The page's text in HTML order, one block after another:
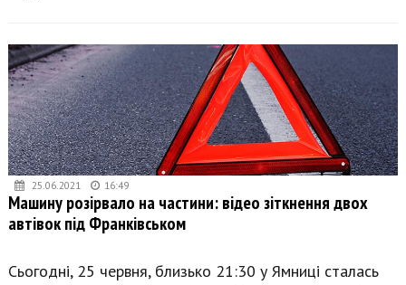
25.06.2021 16:49
Машину розірвало на частини: відео зіткнення двох
автівок під Франківськом
Сьогодні, 25 червня, близько 21:30 у Ямниці сталась